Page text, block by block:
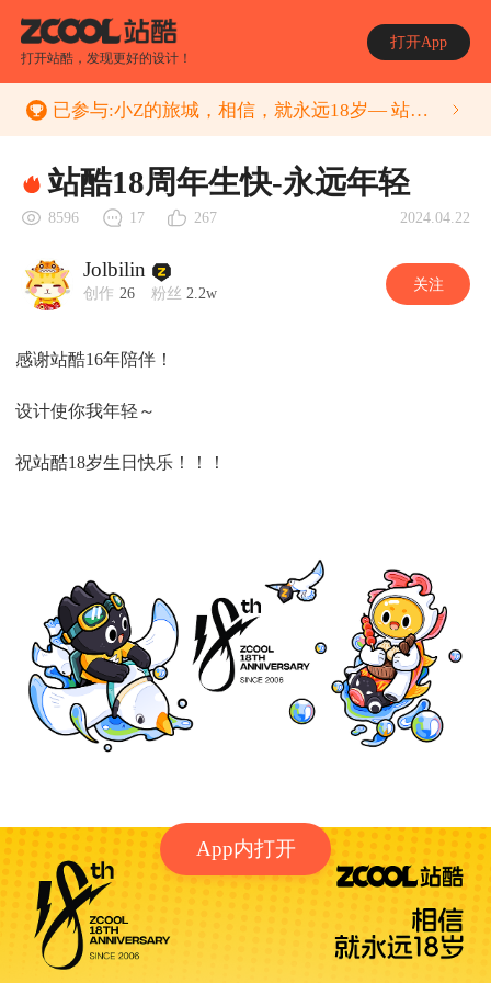
打开站酷，发现更好的设计！
打开App
App内打开
已参与:小Z的旅城，相信，就永远18岁— 站酷18周年贺图征集
站酷18周年生快-永远年轻
8596 17 267 2024.04.22
Jolbilin
创作 26 粉丝 2.2w 关注
感谢站酷16年陪伴！
设计使你我年轻～
祝站酷18岁生日快乐！！！